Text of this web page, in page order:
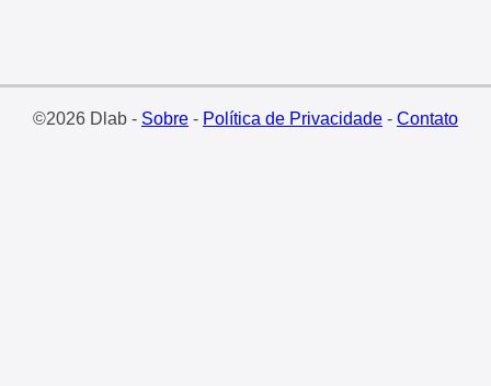
©2026 Dlab - Sobre- Política de Privacidade- Contato